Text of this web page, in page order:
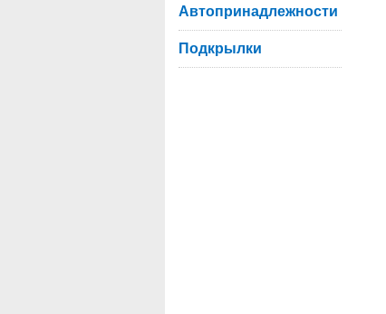
Автопринадлежности
Подкрылки